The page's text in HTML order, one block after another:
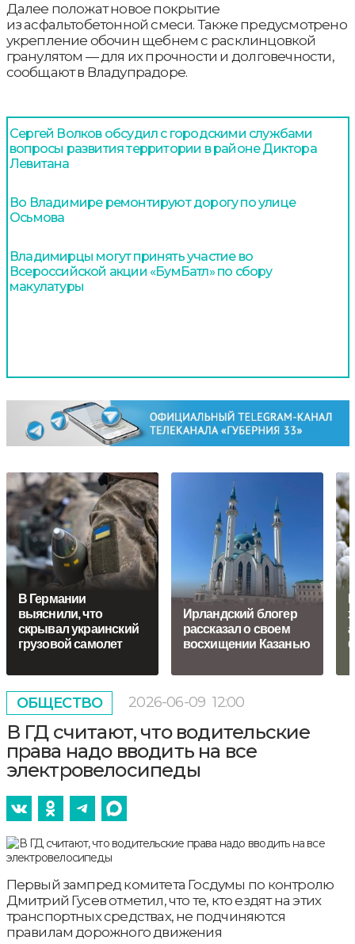
Далее положат новое покрытие
из асфальтобетонной смеси. Также предусмотрено
укрепление обочин щебнем с расклинцовкой
гранулятом — для их прочности и долговечности,
сообщают в Владупрадоре.
Сергей Волков обсудил с городскими службами
вопросы развития территории в районе Диктора
Левитана
Во Владимире ремонтируют дорогу по улице
Осьмова
Владимирцы могут принять участие во
Всероссийской акции «БумБатл» по сбору
макулатуры
В Германии
выяснили, что
скрывал украинский
грузовой самолет
Ирландский блогер
рассказал о своем
восхищении Казанью
ОБЩЕСТВО 2026-06-09 12:00
В ГД считают, что водительские
права надо вводить на все
электровелосипеды
Первый зампред комитета Госдумы по контролю
Дмитрий Гусев отметил, что те, кто ездят на этих
транспортных средствах, не подчиняются
правилам дорожного движения